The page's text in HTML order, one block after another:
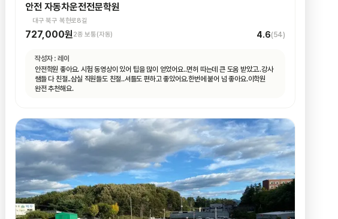
안전 자동차운전전문학원
대구 북구 복현로8길
727,000원 2종 보통(자동) 4.6(54)
작성자 : 레이
안전학원 좋아요. 시험 동영상이 있어 팁을 많이 얻었어요..면허 따는데 큰 도움 받았고..강사
쌤들 다 친절..삼실 직원들도 친절..셔틀도 편하고 좋았어요.한번에 붙어 넘 좋아요.이학원
완전 추천해요.